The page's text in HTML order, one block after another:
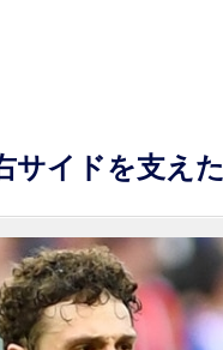
サイドを支え